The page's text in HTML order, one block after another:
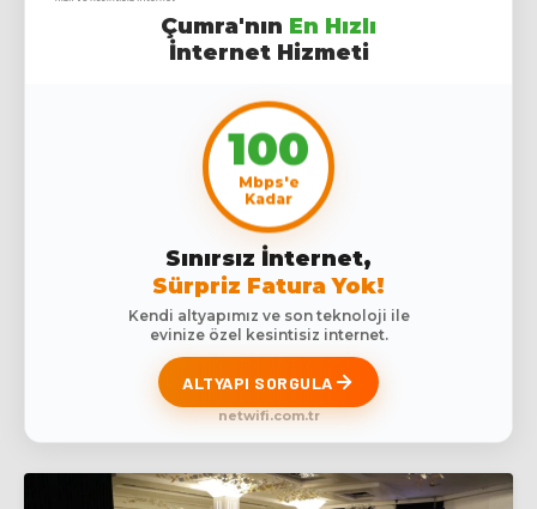
Çumra'nın En Hızlı
İnternet Hizmeti
100
Mbps'e
Kadar
Sınırsız İnternet,
Sürpriz Fatura Yok!
Kendi altyapımız ve son teknoloji ile
evinize özel kesintisiz internet.
ALTYAPI SORGULA
netwifi.com.tr